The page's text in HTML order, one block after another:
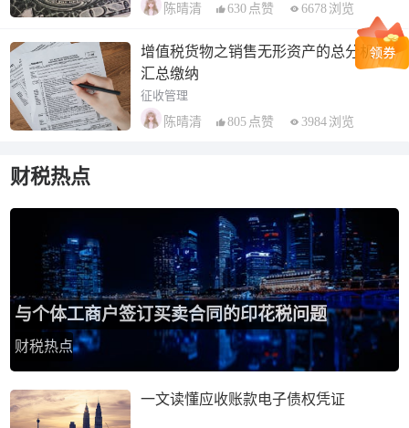
陈晴清
630 点赞 6678 浏览
增值税货物之销售无形资产的总分机构
汇总缴纳
征收管理
陈晴清
805 点赞 3984 浏览
财税热点
与个体工商户签订买卖合同的印花税问题
财税热点
一文读懂应收账款电子债权凭证